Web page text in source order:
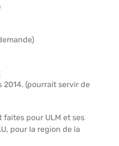
2014. (pourrait servir de
faites pour ULM et ses
pour la region de la